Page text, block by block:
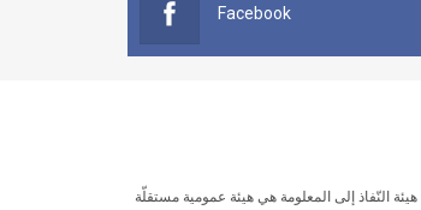
Facebook
هيئة النّفاذ إلى المعلومة هي هيئة عمومية مستقلّة